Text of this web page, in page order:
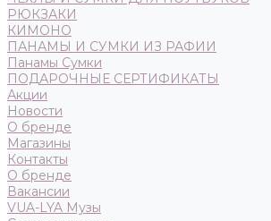
РЮКЗАКИ
КИМОНО
ПАНАМЫ И СУМКИ ИЗ РАФИИ
Панамы Сумки
ПОДАРОЧНЫЕ СЕРТИФИКАТЫ
Акции
Новости
О бренде
Магазины
Контакты
О бренде
Вакансии
VUA-LYA Музы